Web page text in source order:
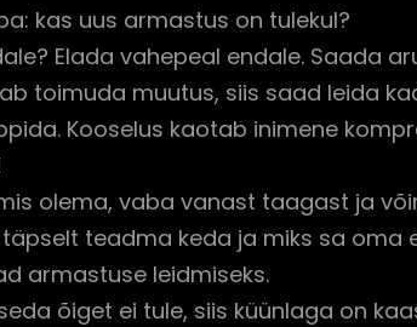
kas uus armastus on tulekul?
Elada vahepeal endale. Saada
toimuda muutus, siis saad leida
Kooselus kaotab inimene
olema, vaba vanast taagast ja
teadma keda ja miks sa
armastuse leidmiseks.
õiget ei tule, siis küünlaga on